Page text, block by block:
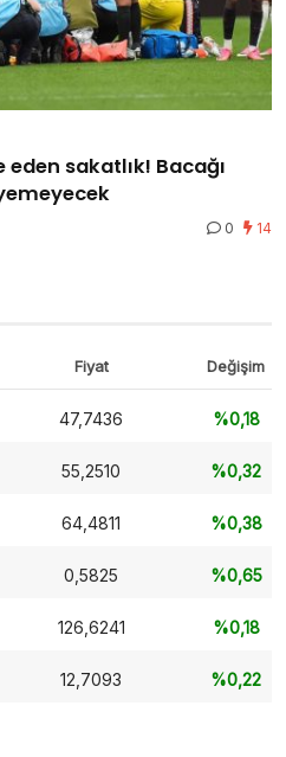
eden sakatlık! Bacağı
0 14
Fiyat Değişim
47,7436 %0,18
55,2510 %0,32
64,4811 %0,38
0,5825 %0,65
126,6241 %0,18
12,7093 %0,22